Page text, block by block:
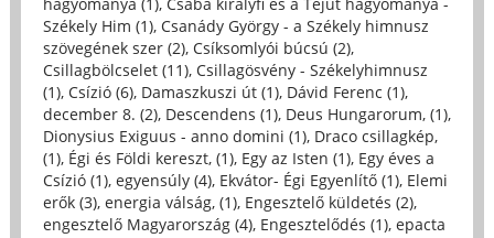
Székely Him (1), Csanády György - a Székely himnusz
szövegének szer (2), Csíksomlyói búcsú (2),
Csillagbölcselet (11), Csillagösvény - Székelyhimnusz
(1), Csízió (6), Damaszkuszi út (1), Dávid Ferenc (1),
december 8. (2), Descendens (1), Deus Hungarorum, (1),
Dionysius Exiguus - anno domini (1), Draco csillagkép,
(1), Égi és Földi kereszt, (1), Egy az Isten (1), Egy éves a
Csízió (1), egyensúly (4), Ekvátor- Égi Egyenlítő (1), Elemi
erők (3), energia válság, (1), Engesztelő küldetés (2),
engesztelő Magyarország (4), Engesztelődés (1), epacta